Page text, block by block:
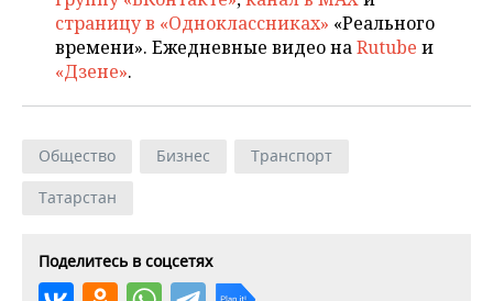
страницу в «Одноклассниках» «Реального
времени». Ежедневные видео наRutube и
«Дзене».
Общество Бизнес
Транспорт
Татарстан
Поделитесь в соцсетях